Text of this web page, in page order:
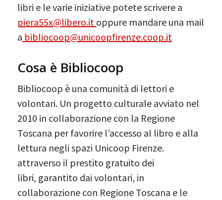
libri e le varie iniziative potete scrivere a
piera55x@libero.it oppure mandare una mail
a bibliocoop@unicoopfirenze.coop.it
Cosa è Bibliocoop
Bibliocoop è una comunità di lettori e
volontari. Un progetto culturale avviato nel
2010 in collaborazione con la Regione
Toscana per favorire l’accesso al libro e alla
lettura negli spazi Unicoop Firenze.
attraverso il prestito gratuito dei
libri, garantito dai volontari, in
collaborazione con Regione Toscana e le